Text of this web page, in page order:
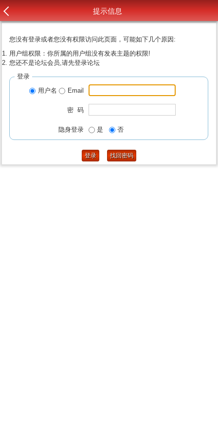
提示信息
您没有登录或者您没有权限访问此页面，可能如下几个原因:
用户组权限：你所属的用户组没有发表主题的权限!
您还不是论坛会员,请先登录论坛
登录
用户名
Email
密 码
隐身登录 是 否